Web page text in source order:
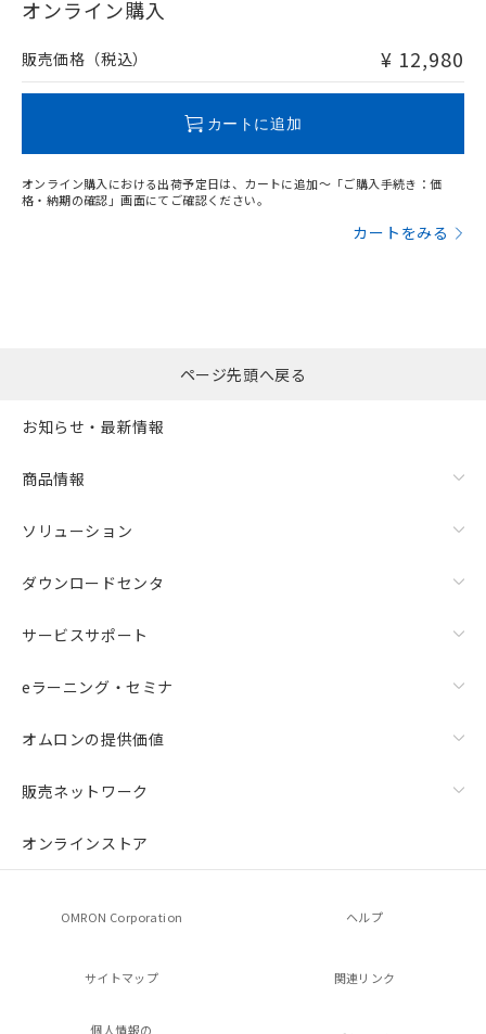
在庫等で未対応品が混在する可能性があります。
問い合わせください。
オンライン購入
販売価格（税込） ¥ 12,980
カートに追加
オンライン購入における出荷予定日は、カートに追加～「ご購入手続き：価
格・納期の確認」画面にてご確認ください。
カートをみる
ページ先頭へ戻る
お知らせ・最新情報
商品情報
ソリューション
ダウンロードセンタ
サービスサポート
eラーニング・セミナ
オムロンの提供価値
販売ネットワーク
オンラインストア
OMRON Corporation ヘルプ
サイトマップ 関連リンク
個人情報の